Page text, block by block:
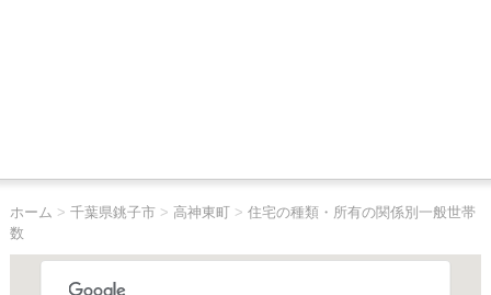
ホーム > 千葉県銚子市> 高神東町> 住宅の種類・所有の関係別一般世帯
数